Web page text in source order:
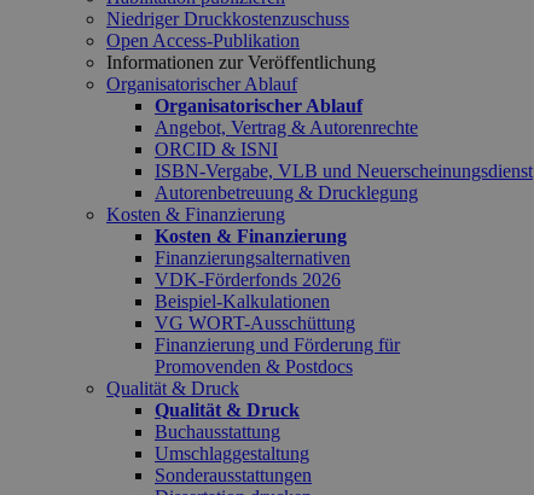
Niedriger Druckkostenzuschuss
Open Access-Publikation
Informationen zur Veröffentlichung
Organisatorischer Ablauf
Organisatorischer Ablauf
Angebot, Vertrag & Autorenrechte
ORCID & ISNI
ISBN-Vergabe, VLB und Neuerscheinungsdienst
Autorenbetreuung & Drucklegung
Kosten & Finanzierung
Kosten & Finanzierung
Finanzierungsalternativen
VDK-Förderfonds 2026
Beispiel-Kalkulationen
VG WORT-Ausschüttung
Finanzierung und Förderung für
Promovenden & Postdocs
Qualität & Druck
Qualität & Druck
Buchausstattung
Umschlaggestaltung
Sonderausstattungen